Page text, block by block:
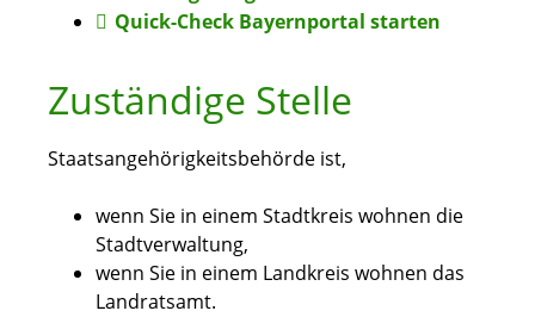
Quick-Check Bayernportal starten
Zuständige Stelle
Staatsangehörigkeitsbehörde ist,
wenn Sie in einem Stadtkreis wohnen die
Stadtverwaltung,
wenn Sie in einem Landkreis wohnen das
Landratsamt.